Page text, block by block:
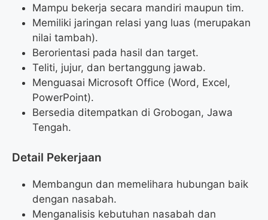
Mampu bekerja secara mandiri maupun tim.
Memiliki jaringan relasi yang luas (merupakan
nilai tambah).
Berorientasi pada hasil dan target.
Teliti, jujur, dan bertanggung jawab.
Menguasai Microsoft Office (Word, Excel,
PowerPoint).
Bersedia ditempatkan di Grobogan, Jawa
Tengah.
Detail Pekerjaan
Membangun dan memelihara hubungan baik
dengan nasabah.
Menganalisis kebutuhan nasabah dan